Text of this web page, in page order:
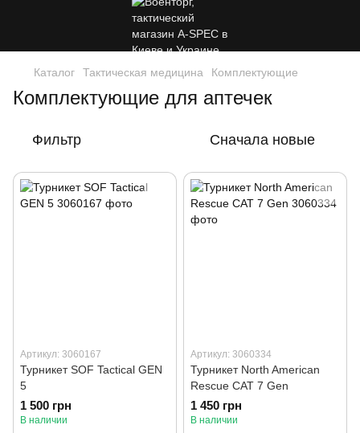
Каталог Тактическая медицина Комплектующие
Комплектующие для аптечек
Фильтр Сначала новые
Артикул: 3060167
Турникет SOF Tactical GEN
5
1 500 грн
В наличии
Артикул: 3060334
Турникет North American
Rescue CAT 7 Gen
1 450 грн
В наличии